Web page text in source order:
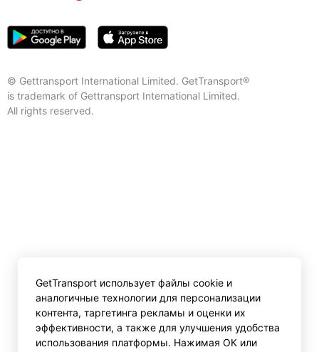
© Gettransport International Limited. GetTransport®
is trademark of Gettransport International Limited.
All rights reserved.
GetTransport использует файлы cookie и
аналогичные технологии для персонализации
контента, таргетинга рекламы и оценки их
эффективности, а также для улучшения удобства
использования платформы. Нажимая ОК или